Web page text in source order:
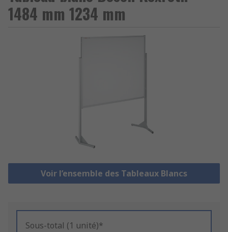
1484 mm 1234 mm
Voir l’ensemble des Tableaux Blancs
Sous-total (1 unité)*